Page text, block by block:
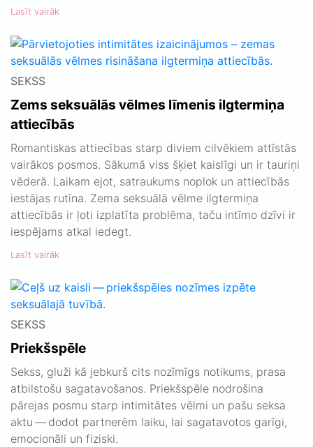
Lasīt vairāk
SEKSS
Zems seksuālās vēlmes līmenis ilgtermiņa
attiecībās
Romantiskas attiecības starp diviem cilvēkiem attīstās
vairākos posmos. Sākumā viss šķiet kaislīgi un ir tauriņi
vēderā. Laikam ejot, satraukums noplok un attiecībās
iestājas rutīna. Zema seksuālā vēlme ilgtermiņa
attiecībās ir ļoti izplatīta problēma, taču intīmo dzīvi ir
iespējams atkal iedegt.
Lasīt vairāk
SEKSS
Priekšspēle
Sekss, gluži kā jebkurš cits nozīmīgs notikums, prasa
atbilstošu sagatavošanos. Priekšspēle nodrošina
pārejas posmu starp intimitātes vēlmi un pašu seksa
aktu — dodot partnerēm laiku, lai sagatavotos garīgi,
emocionāli un fiziski.